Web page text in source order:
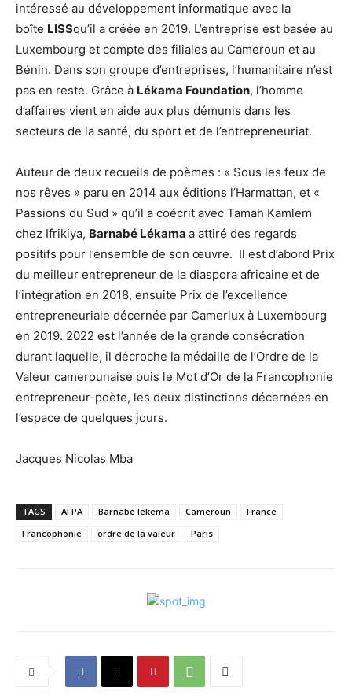
intéressé au développement informatique avec la
boîte LISSqu’il a créée en 2019. L’entreprise est basée au
Luxembourg et compte des filiales au Cameroun et au
Bénin. Dans son groupe d’entreprises, l’humanitaire n’est
pas en reste. Grâce à Lékama Foundation, l’homme
d’affaires vient en aide aux plus démunis dans les
secteurs de la santé, du sport et de l’entrepreneuriat.
Auteur de deux recueils de poèmes : « Sous les feux de
nos rêves » paru en 2014 aux éditions l’Harmattan, et «
Passions du Sud » qu’il a coécrit avec Tamah Kamlem
chez Ifrikiya, Barnabé Lékama a attiré des regards
positifs pour l’ensemble de son œuvre. Il est d’abord Prix
du meilleur entrepreneur de la diaspora africaine et de
l’intégration en 2018, ensuite Prix de l’excellence
entrepreneuriale décernée par Camerlux à Luxembourg
en 2019. 2022 est l’année de la grande consécration
durant laquelle, il décroche la médaille de l’Ordre de la
Valeur camerounaise puis le Mot d’Or de la Francophonie
entrepreneur-poète, les deux distinctions décernées en
l’espace de quelques jours.
Jacques Nicolas Mba
TAGS AFPA Barnabé lekema Cameroun
France
Francophonie
ordre de la valeur Paris